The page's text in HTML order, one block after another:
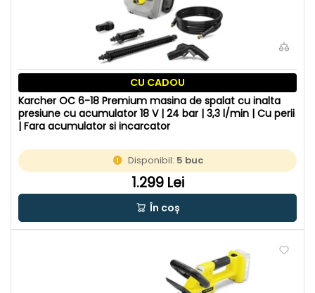
CU CADOU
Karcher OC 6-18 Premium masina de spalat cu inalta
presiune cu acumulator 18 V | 24 bar | 3,3 l/min | Cu perii
| Fara acumulator si incarcator
Disponibil: 5 buc
1.299 Lei
În coș